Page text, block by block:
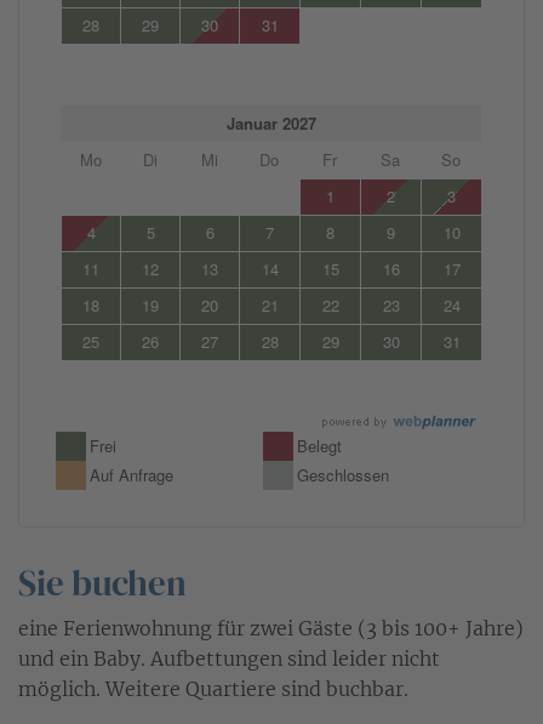
Sie buchen
eine Ferienwohnung für zwei Gäste (3 bis 100+ Jahre)
und ein Baby. Aufbettungen sind leider nicht
möglich. Weitere Quartiere sind buchbar.